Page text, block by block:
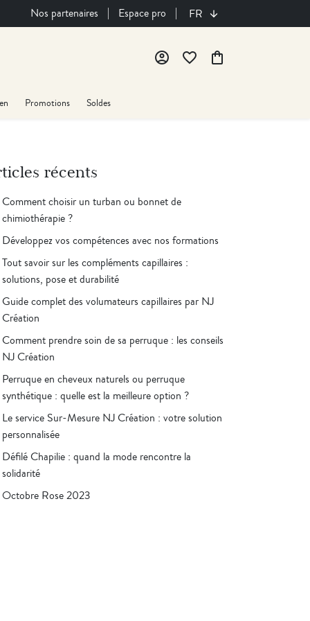
Nos partenaires | Espace pro | FR
account_circle favorite_border shopping_bag
Promotions Soldes
récents
Comment choisir un turban ou bonnet de
chimiothérapie ?
Développez vos compétences avec nos formations
Tout savoir sur les compléments capillaires :
solutions, pose et durabilité
Guide complet des volumateurs capillaires par NJ
Création
Comment prendre soin de sa perruque : les conseils
NJ Création
Perruque en cheveux naturels ou perruque
synthétique : quelle est la meilleure option ?
Le service Sur-Mesure NJ Création : votre solution
personnalisée
Défilé Chapilie : quand la mode rencontre la
solidarité
Octobre Rose 2023